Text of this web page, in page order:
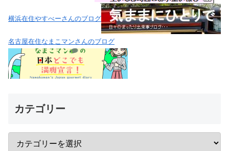
横浜在住やすべーさんのブログ
名古屋在住なまこマンさんのブログ
カテゴリー